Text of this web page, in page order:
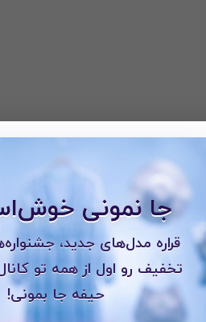
مناسب برای استفاده در موقعیت‌های
ادارات و موقعیت‌های رسمی مناسب
گزینه‌ای بی‌نقص باشد.
را به انتخابی عالی برای مهمانی‌ها
جا نمونی
قراره مدل‌های جدید،
تخفیف رو اول از همه تو
حیفه جا بمونی!